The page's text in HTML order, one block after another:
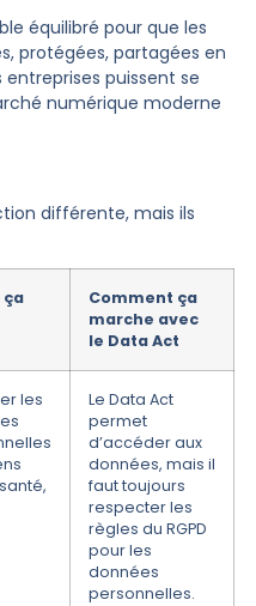
équilibré pour que les
protégées, partagées en
puissent se
numérique moderne
différente, mais ils
ça
Comment ça
marche avec
le Data Act
les
Le Data Act
permet
d’accéder aux
données, mais il
faut toujours
respecter les
règles du RGPD
pour les
données
personnelles.